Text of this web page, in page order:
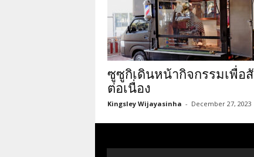
ซูซูกิเดินหน้ากิจกรรมเพื่อ
ต่อเนื่อง
Kingsley Wijayasinha - December 27, 2023